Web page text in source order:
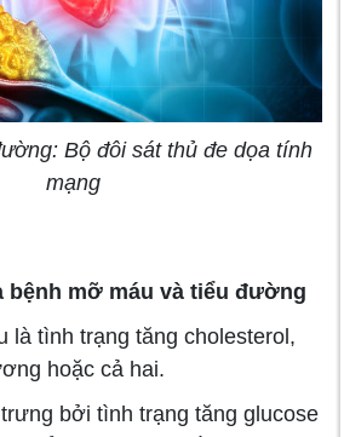
Bộ đôi sát thủ đe dọa tính
mạng
bệnh mỡ máu và tiểu đường
là tình trạng tăng cholesterol,
hoặc cả hai.
bởi tình trạng tăng glucose